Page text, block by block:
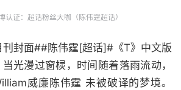
认证：超话粉丝大咖（陈伟霆超话）
封面##陈伟霆[超话]#《T》中文版
光漫过窗棂，时间随着落雨流动，
威廉陈伟霆 未被破译的梦境。